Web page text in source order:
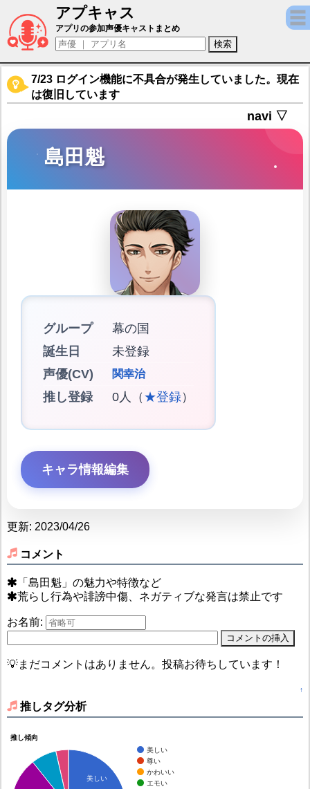
アプキャス
島田魁（声優：関幸治)【茜さすセカイでキ
アプリの参加声優キャストまとめ
7/23 ログイン機能に不具合が発生していました。現在
は復旧しています
navi ▽
島田魁
グループ
幕の国
誕生日
未登録
声優(CV)
関幸治
推し登録 0人（ ★登録）
キャラ情報編集
更新: 2023/04/26
コメント
「島田魁」の魅力や特徴など
荒らし行為や誹謗中傷、ネガティブな発言は禁止です
お名前:
💡まだコメントはありません。投稿お待ちしています！
↑
推しタグ分析
推し傾向
美しい
尊い
かわいい
エモい
美しい